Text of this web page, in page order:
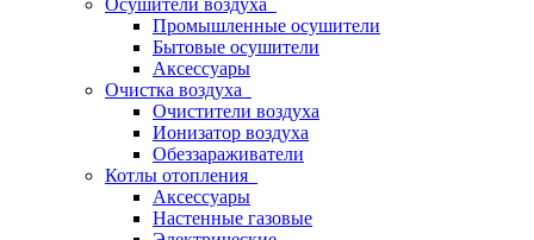
Осушители воздуха
Промышленные осушители
Бытовые осушители
Аксессуары
Очистка воздуха
Очистители воздуха
Ионизатор воздуха
Обеззараживатели
Котлы отопления
Аксессуары
Настенные газовые